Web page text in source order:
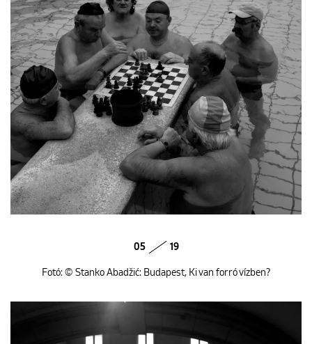
05 19
Fotó: © Stanko Abadžić: Budapest, Ki van forró vízben?